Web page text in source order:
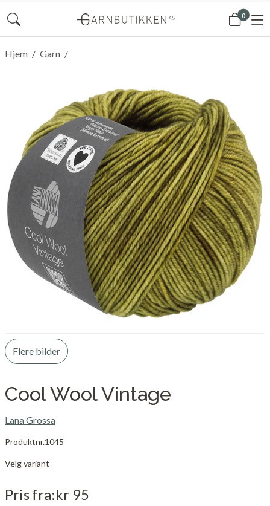
0
/
Hjem /
Garn
Flere bilder
Cool Wool Vintage
Lana Grossa
Produktnr.1045
Velg variant
Prisfra kr 95